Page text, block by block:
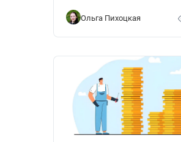
Ольга Пихоцкая